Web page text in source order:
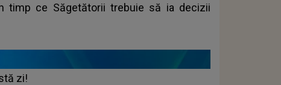
timp ce Săgetătorii trebuie să ia decizii
zi!